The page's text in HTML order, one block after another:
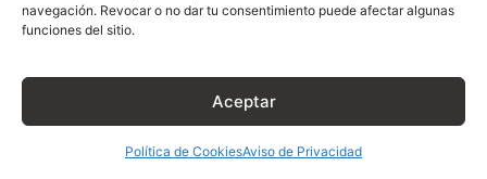
navegación. Revocar o no dar tu consentimiento puede afectar algunas
funciones del sitio.
Aceptar
Política de CookiesAviso de Privacidad